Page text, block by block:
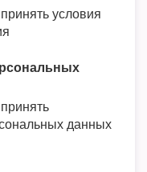
условия
данных